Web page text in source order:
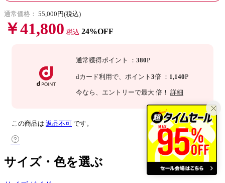
通常価格： 55,000円(税込)
￥41,800 税込 24%OFF
通常獲得ポイント ： 380P
dカード利用で、 ポイント 3倍 ： 1,140P
今なら 、エントリーで最大 倍！ 詳細
この商品は 返品不可 です。
サイズ・色を選ぶ